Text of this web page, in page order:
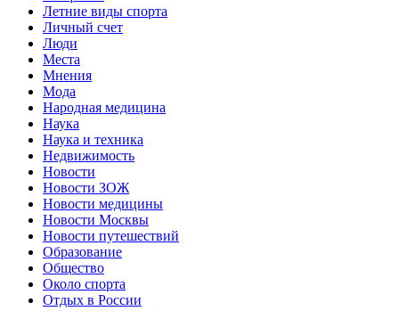
Летние виды спорта
Личный счет
Люди
Места
Мнения
Мода
Народная медицина
Наука
Наука и техника
Недвижимость
Новости
Новости ЗОЖ
Новости медицины
Новости Москвы
Новости путешествий
Образование
Общество
Около спорта
Отдых в России